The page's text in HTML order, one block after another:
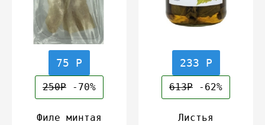
75 Р
250Р -70%
Филе минтая
233 Р
613Р -62%
Листья